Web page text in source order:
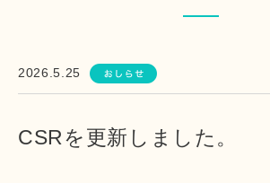
2026.5.25
CSRを更新しました。